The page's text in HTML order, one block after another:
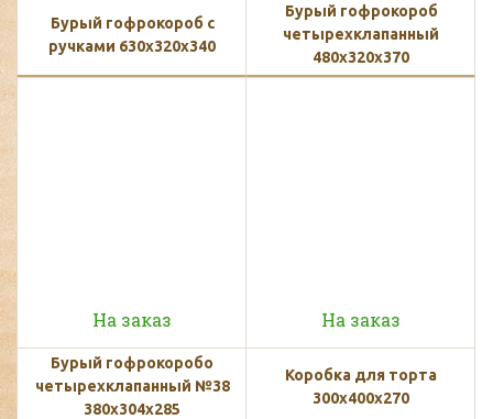
Бурый гофрокороб с
ручками 630х320х340
Бурый гофрокороб
четырехклапанный
480х320х370
На заказ
Бурый гофрокоробо
четырехклапанный №38
380x304x285
На заказ
Коробка для торта
300x400x270